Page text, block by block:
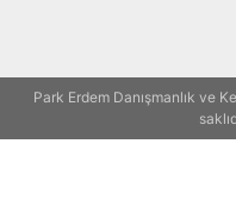
Park Erdem Danışmanlık ve